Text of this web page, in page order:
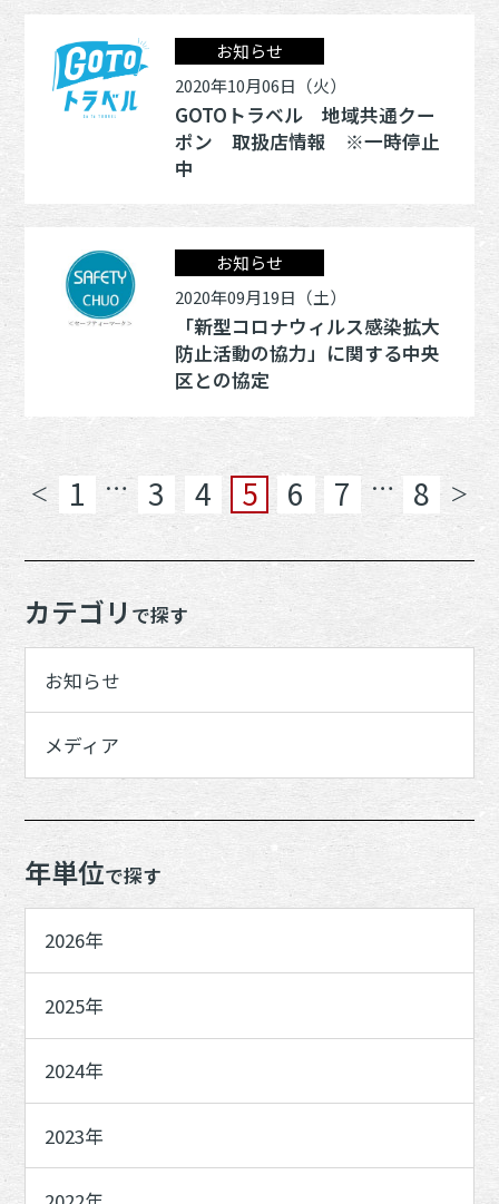
お知らせ
2020年10月06日（火）
GOTOトラベル 地域共通クー
ポン 取扱店情報 ※一時停止
中
お知らせ
2020年09月19日（土）
「新型コロナウィルス感染拡大
防止活動の協力」に関する中央
区との協定
＜ 1 … 3 4 5 6 7 … 8 ＞
カテゴリ で探す
お知らせ
メディア
年単位で探す
2026年
2025年
2024年
2023年